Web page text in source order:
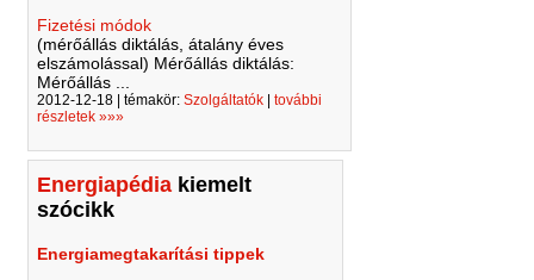
Fizetési módok
(mérőállás diktálás, átalány éves
elszámolással) Mérőállás diktálás:
Mérőállás ...
2012-12-18 | témakör: Szolgáltatók| további
részletek »»»
Energiapédiakiemelt
szócikk
Energiamegtakarítási tippek